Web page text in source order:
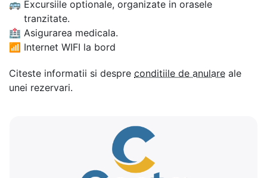
🚌 Excursiile optionale, organizate in orasele
tranzitate.
🏥 Asigurarea medicala.
📶 Internet WIFI la bord
Citeste informatii si despre conditiile de anulare ale
unei rezervari.